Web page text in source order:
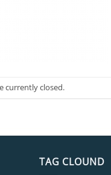
currently closed.
TAG CLOUND